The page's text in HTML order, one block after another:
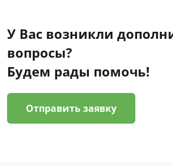
У Вас возникли
вопросы?
Будем рады помочь!
Отправить заявку